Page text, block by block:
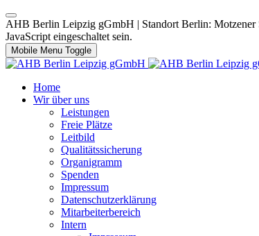
AHB Berlin Leipzig gGmbH | Standort Berlin: Motzener
JavaScript eingeschaltet sein.
Mobile Menu Toggle
Home
Wir über uns
Leistungen
Freie Plätze
Leitbild
Qualitätssicherung
Organigramm
Spenden
Impressum
Datenschutzerklärung
Mitarbeiterbereich
Intern